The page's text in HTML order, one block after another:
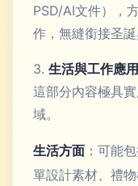
PSD/AI文件），
作，無縫銜接圣誕
3. 生活與工作應
這部分內容極具
域。
生活方面 ：可能
單設計素材、禮